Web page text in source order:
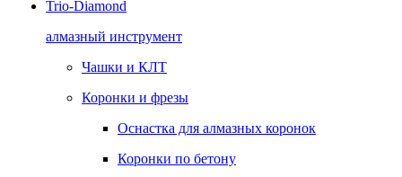
Trio-Diamond
алмазный инструмент
Чашки и КЛТ
Коронки и фрезы
Оснастка для алмазных коронок
Коронки по бетону